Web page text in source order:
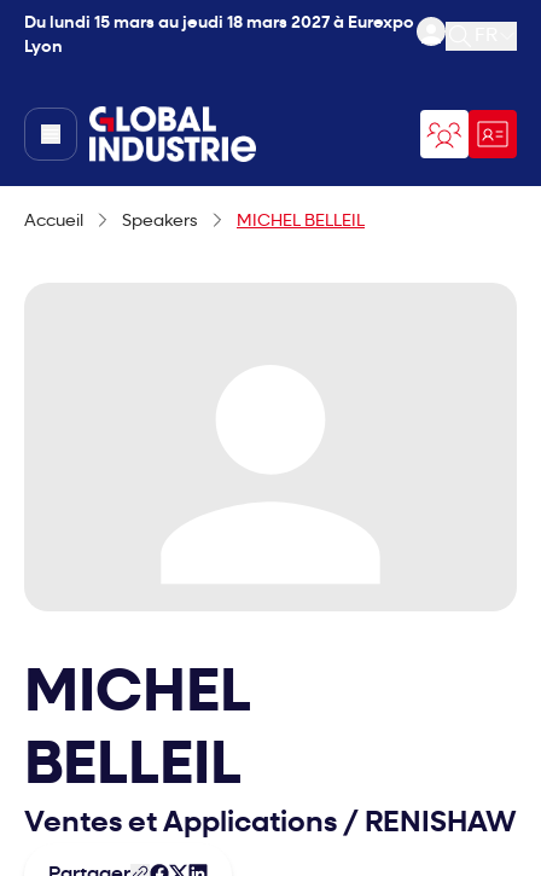
Du lundi 15 mars au jeudi 18 mars 2027 à Eurexpo
Lyon
Ouvrir
page.home
Accueil Speakers MICHEL BELLEIL
MICHEL
BELLEIL
Ventes et Applications / RENISHAW